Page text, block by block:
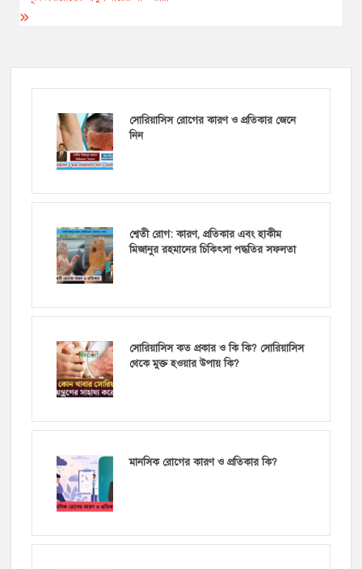
সোরিয়াসিস রোগের কারণ ও প্রতিকার জেনে
নিন
শ্বেতী রোগ: কারণ, প্রতিকার এবং হাকীম
মিজানুর রহমানের চিকিৎসা পদ্ধতির সফলতা
সোরিয়াসিস কত প্রকার ও কি কি? সোরিয়াসিস
থেকে মুক্ত হওয়ার উপায় কি?
মানসিক রোগের কারণ ও প্রতিকার কি?